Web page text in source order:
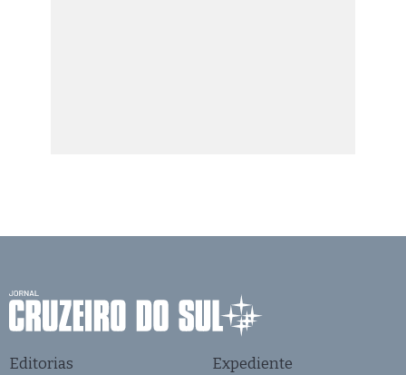
Editorias Expediente